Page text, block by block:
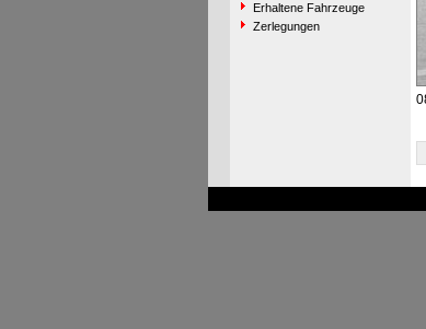
Erhaltene Fahrzeuge
Zerlegungen